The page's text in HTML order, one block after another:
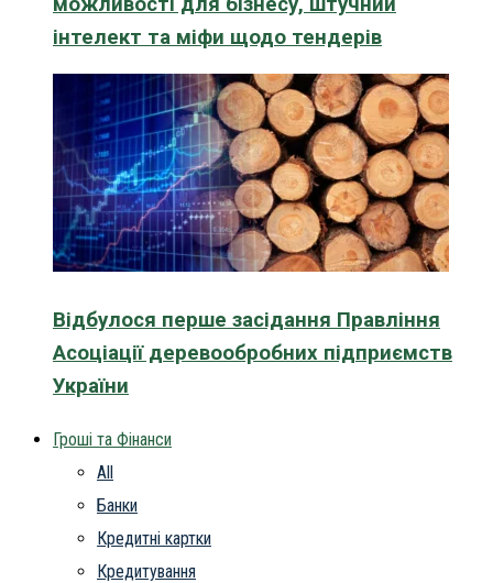
інтелект та міфи щодо тендерів
Відбулося перше засідання Правління
Асоціації деревообробних підприємств
України
Гроші та Фінанси
All
Банки
Кредитні картки
Кредитування